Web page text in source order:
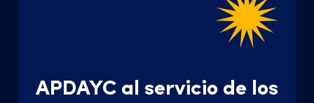
APDAYC al servicio de los